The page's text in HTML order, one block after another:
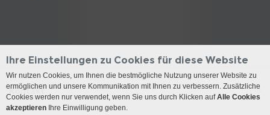
Kontakt
Ihre Einstellungen zu Cookies für diese Website
Wir nutzen Cookies, um Ihnen die bestmögliche Nutzung unserer Website zu
ermöglichen und unsere Kommunikation mit Ihnen zu verbessern. Zusätzliche
Cookies werden nur verwendet, wenn Sie uns durch Klicken aufAlle Cookies
akzeptieren Ihre Einwilligung geben.